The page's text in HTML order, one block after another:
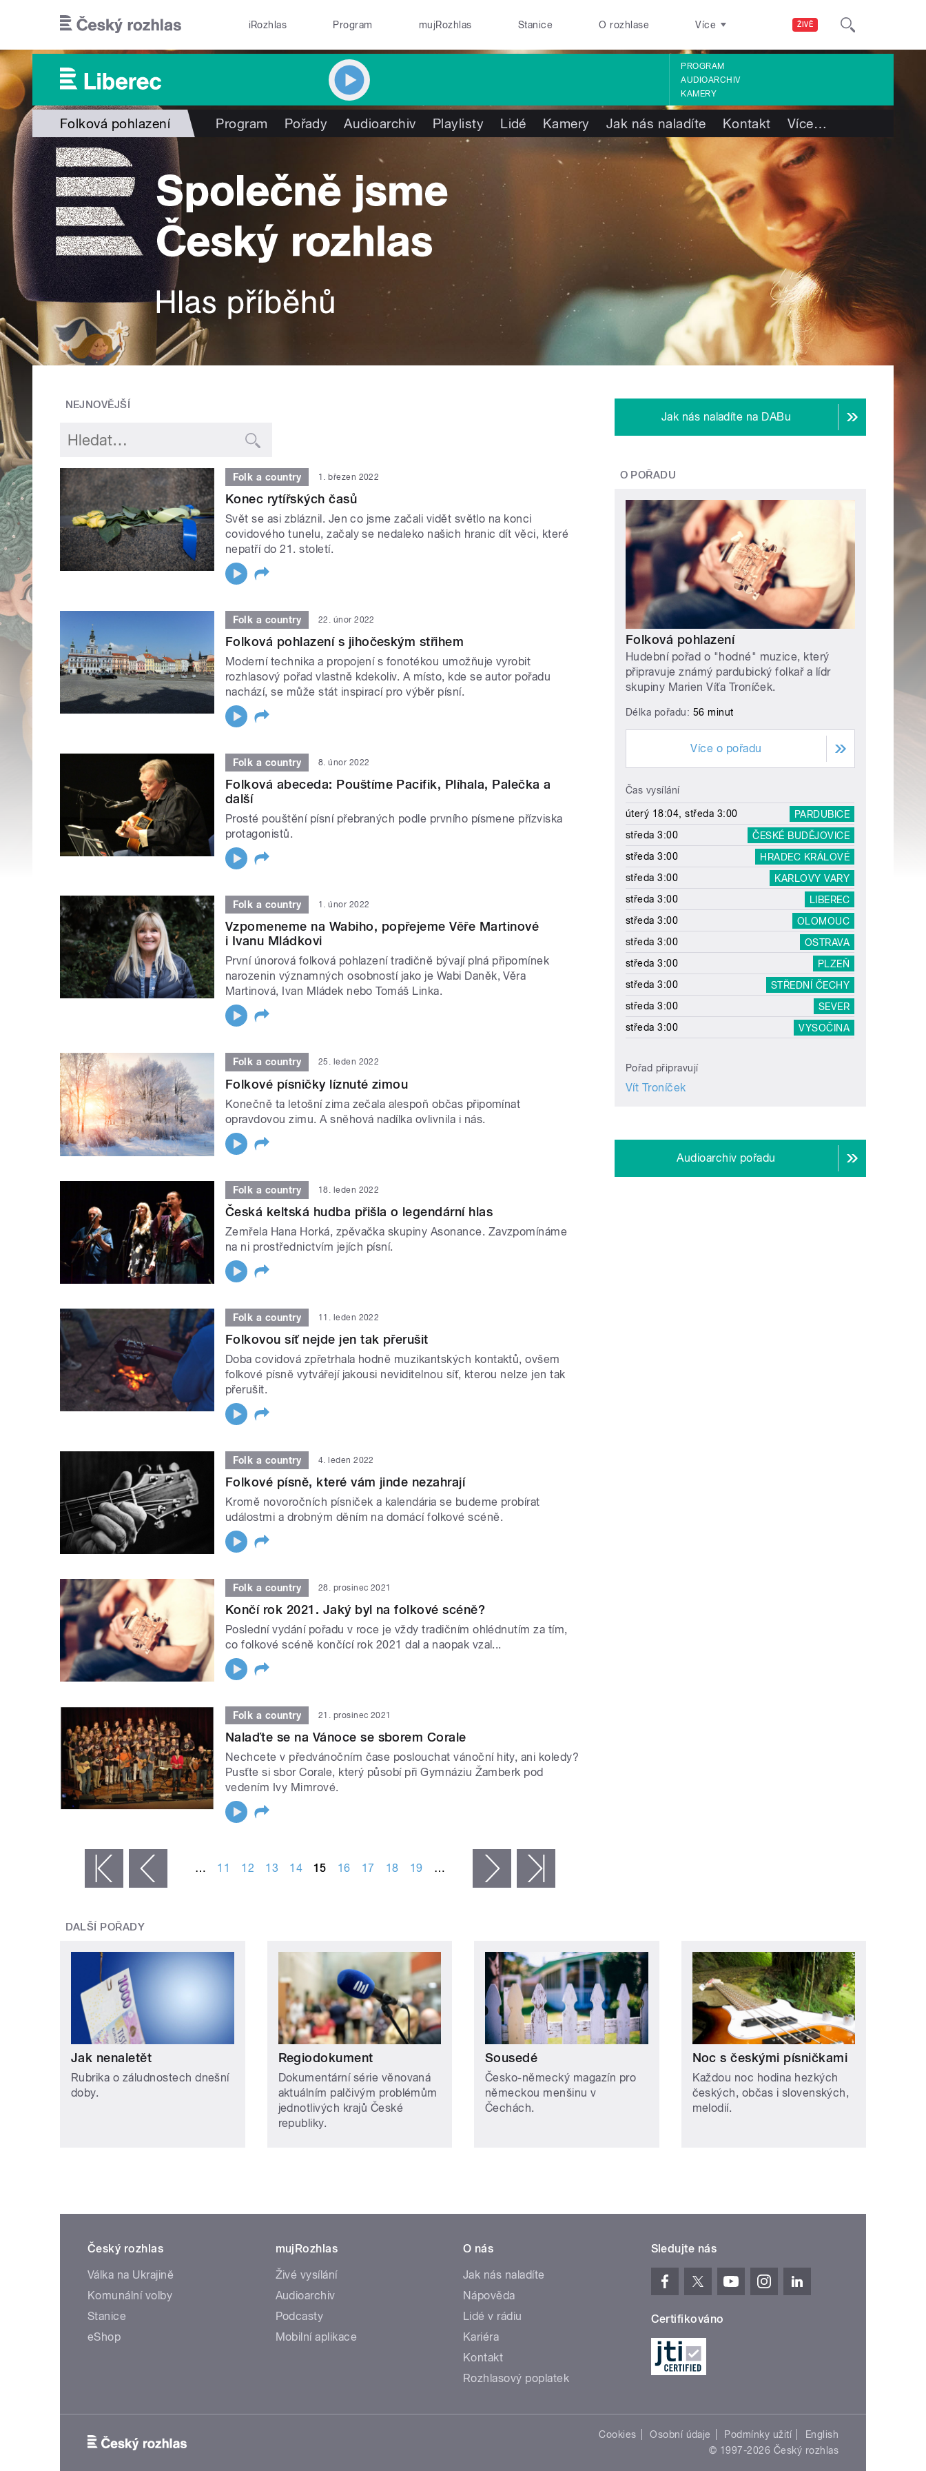
ŽIVĚ
iRozhlas Program mujRozhlas Stanice O rozhlase Více
PROGRAM
AUDIOARCHIV
KAMERY
Folková pohlazení Program Pořady Audioarchiv Playlisty Lidé Kamery Jak nás naladíte Kontakt Více…
NEJNOVĚJŠÍ
Folk a country 1. březen 2022
Konec rytířských časů
Svět se asi zbláznil. Jen co jsme začali vidět světlo na konci
covidového tunelu, začaly se nedaleko našich hranic dít věci, které
nepatří do 21. století.
Folk a country 22. únor 2022
Folková pohlazení s jihočeským střihem
Moderní technika a propojení s fonotékou umožňuje vyrobit
rozhlasový pořad vlastně kdekoliv. A místo, kde se autor pořadu
nachází, se může stát inspirací pro výběr písní.
Folk a country 8. únor 2022
Folková abeceda: Pouštíme Pacifik, Plíhala, Palečka a
další
Prosté pouštění písní přebraných podle prvního písmene přízviska
protagonistů.
Folk a country 1. únor 2022
Vzpomeneme na Wabiho, popřejeme Věře Martinové
i Ivanu Mládkovi
První únorová folková pohlazení tradičně bývají plná připomínek
narozenin významných osobností jako je Wabi Daněk, Věra
Martinová, Ivan Mládek nebo Tomáš Linka.
Folk a country 25. leden 2022
Folkové písničky líznuté zimou
Konečně ta letošní zima zečala alespoň občas připomínat
opravdovou zimu. A sněhová nadílka ovlivnila i nás.
Folk a country 18. leden 2022
Česká keltská hudba přišla o legendární hlas
Zemřela Hana Horká, zpěvačka skupiny Asonance. Zavzpomínáme
na ni prostřednictvím jejích písní.
Folk a country 11. leden 2022
Folkovou síť nejde jen tak přerušit
Doba covidová zpřetrhala hodně muzikantských kontaktů, ovšem
folkové písně vytvářejí jakousi neviditelnou síť, kterou nelze jen tak
přerušit.
Folk a country 4. leden 2022
Folkové písně, které vám jinde nezahrají
Kromě novoročních písniček a kalendária se budeme probírat
událostmi a drobným děním na domácí folkové scéně.
Folk a country 28. prosinec 2021
Končí rok 2021. Jaký byl na folkové scéně?
Poslední vydání pořadu v roce je vždy tradičním ohlédnutím za tím,
co folkové scéně končící rok 2021 dal a naopak vzal...
Folk a country 21. prosinec 2021
Nalaďte se na Vánoce se sborem Corale
Nechcete v předvánočním čase poslouchat vánoční hity, ani koledy?
Pusťte si sbor Corale, který působí při Gymnáziu Žamberk pod
vedením Ivy Mimrové.
‹ předchozí … 11 12 13 14 15 16 17 18 19 … následující ›
Jak nás naladíte na DABu
O POŘADU
Folková pohlazení
Hudební pořad o "hodné" muzice, který
připravuje známý pardubický folkař a lídr
skupiny Marien Víťa Troníček.
Délka pořadu: 56 minut
Více o pořadu
Čas vysílání
úterý 18:04, středa 3:00
PARDUBICE
středa 3:00
ČESKÉ BUDĚJOVICE
středa 3:00
HRADEC KRÁLOVÉ
středa 3:00
KARLOVY VARY
středa 3:00
LIBEREC
středa 3:00
OLOMOUC
středa 3:00
OSTRAVA
středa 3:00
PLZEŇ
středa 3:00
STŘEDNÍ ČECHY
středa 3:00
SEVER
středa 3:00
VYSOČINA
Pořad připravují
Vít Troníček
Audioarchiv pořadu
DALŠÍ POŘADY
Jak nenaletět
Rubrika o záludnostech dnešní
doby.
Regiodokument
Dokumentární série věnovaná
aktuálním palčivým problémům
jednotlivých krajů České
republiky.
Sousedé
Česko-německý magazín pro
německou menšinu v
Čechách.
Noc s českými písničkami
Každou noc hodina hezkých
českých, občas i slovenských,
melodií.
Český rozhlas
Válka na Ukrajině
Komunální volby
Stanice
eShop
mujRozhlas
Živé vysílání
Audioarchiv
Podcasty
Mobilní aplikace
O nás
Jak nás naladíte
Nápověda
Lidé v rádiu
Kariéra
Kontakt
Rozhlasový poplatek
Sledujte nás
Certifikováno
Cookies Osobní údaje Podmínky užití
English
© 1997-2026 Český rozhlas